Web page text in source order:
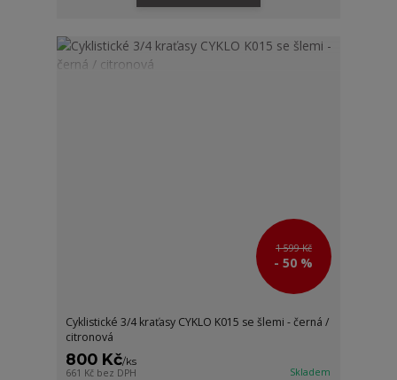
1 599 Kč
- 50 %
Cyklistické 3/4 kraťasy CYKLO K015 se šlemi - černá /
citronová
800 Kč/ks
661 Kč bez DPH Skladem